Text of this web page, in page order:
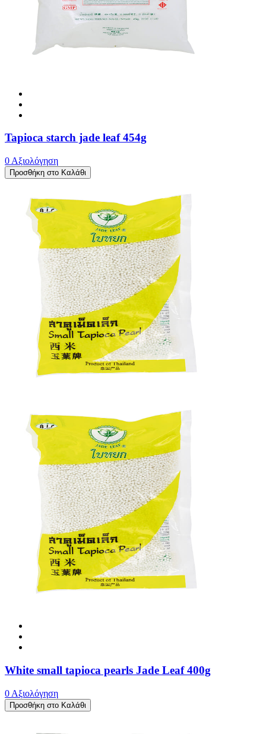
Tapioca starch jade leaf 454g
0 Αξιολόγηση
Προσθήκη στο Καλάθι
White small tapioca pearls Jade Leaf 400g
0 Αξιολόγηση
Προσθήκη στο Καλάθι